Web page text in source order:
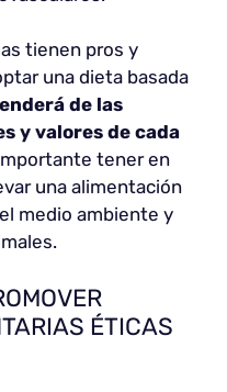
tienen pros y
una dieta basada
de las
y valores de cada
tener en
una alimentación
medio ambiente y
ÉTICAS